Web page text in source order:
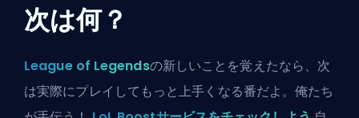
次は何？
League of Legendsの新しいことを覚えたなら、次
は実際にプレイしてもっと上手くなる番だよ。俺たち